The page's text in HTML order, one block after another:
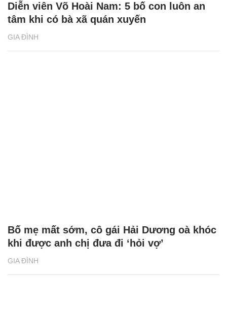
GIA ĐÌNH
Diễn viên Võ Hoài Nam: 5 bố con luôn an
tâm khi có bà xã quán xuyến
GIA ĐÌNH
Bố mẹ mất sớm, cô gái Hải Dương oà khóc
khi được anh chị đưa đi ‘hỏi vợ’